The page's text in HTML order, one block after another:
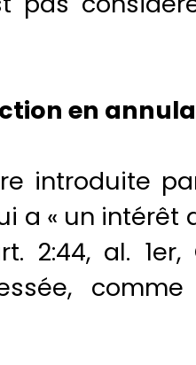
en
introduite
a « un
2:44, al.